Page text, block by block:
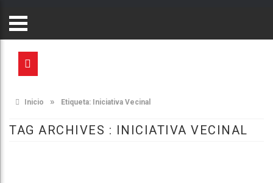
Inicio » Etiqueta: Iniciativa Vecinal
TAG ARCHIVES : INICIATIVA VECINAL